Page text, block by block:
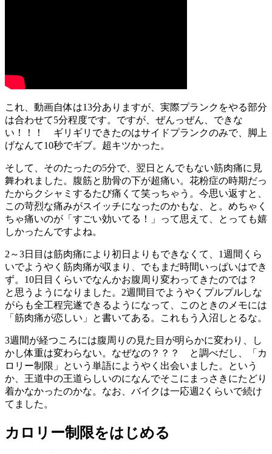
これ、動画自体は13分ありますが、実際プランクをやる部分
は合わせて5分程度です。ですが、ぜんっぜん、できな
い！！！ ギリギリできたのはサイドプランクのみで、脚上
げなんて10秒でギブ。超キツかった。
そして、そのたったの5分で、翌日とんでもない筋肉痛に見
舞われました。腹筋と肋骨の下が超痛い。花粉症の時期だっ
たからクシャミするたび痛くて笑っちゃう。今思い返すと、
この苛烈な痛みがスイッチになったのかもな、と。めちゃく
ちゃ痛いのが「すごい効いてる！」って思えて、とっても嬉
しかったんですよね。
2～3日目は筋肉痛により初日よりもできなくて、1週間くら
いでようやく筋肉痛が収まり、でもまだ時間いっぱいはでき
ず。10日目くらいでなんかお腹周り変わってきたのでは？
と思うようになりました。2週間目でようやくプルプルしな
がらも全工程完遂できるようになって、このときのメモには
「筋肉痛が恋しい」と書いてある。これもう入沼しとるな。
3週間が経つころには腹周りの見た目が明らかに変わり、し
かし体重は変わらない。なぜなの？？？ と調べだし、「カ
ロリー制限」という単語にようやく出会いました。という
か、王道中の王道らしいのになんでそこにまっさきにたどり
着かなかったのかな。なお、バイクは一応週2くらいで続け
てました。
カロリー制限をはじめる